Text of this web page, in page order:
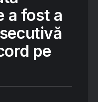
a fost a
pe